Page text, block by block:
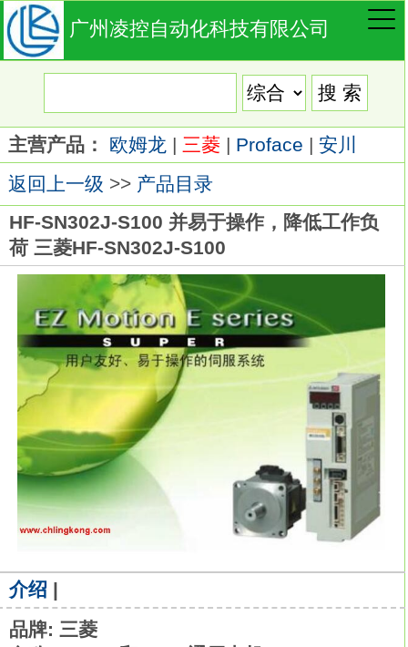
广州凌控自动化科技有限公司
主营产品： 欧姆龙 | 三菱 | Proface | 安川
返回上一级 >> 产品目录
HF-SN302J-S100 并易于操作，降低工作负
荷 三菱HF-SN302J-S100
介绍 |
品牌: 三菱